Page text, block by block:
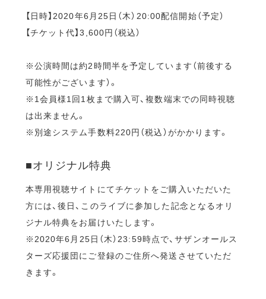
【日時】2020年6月25日（木）20:00配信開始（予定）
【チケット代】3,600円（税込）
※公演時間は約2時間半を予定しています（前後する
可能性がございます）。
※1会員様1回1枚まで購入可、複数端末での同時視聴
は出来ません。
※別途システム手数料220円（税込）がかかります。
■オリジナル特典
本専用視聴サイトにてチケットをご購入いただいた
方には、後日、このライブに参加した記念となるオリ
ジナル特典をお届けいたします。
※2020年6月25日（木）23:59時点で、サザンオールス
ターズ応援団にご登録のご住所へ発送させていただ
きます。